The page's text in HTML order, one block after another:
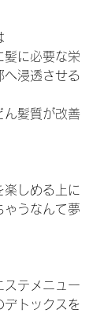
髪に必要な栄
へ浸透させる
ん髪質が改善
楽しめる上に
ゃうなんて夢
ステメニュー
デトックスを